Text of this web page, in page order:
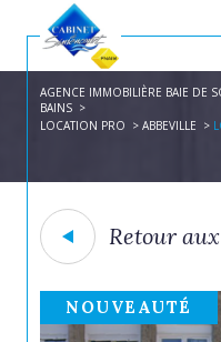
AGENCE IMMOBILIÈRE BAIE DE
BAINS
LOCATION PRO
ABBEVILLE
Retour
NOUVEAUTÉ